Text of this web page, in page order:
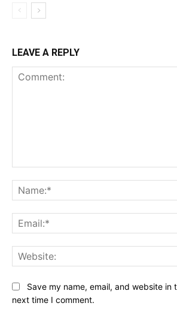
LEAVE A REPLY
Save my name, email, and website in
next time I comment.